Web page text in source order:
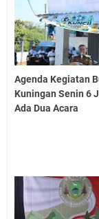
Agenda Kegiatan
Kuningan Senin 6
Ada Dua Acara